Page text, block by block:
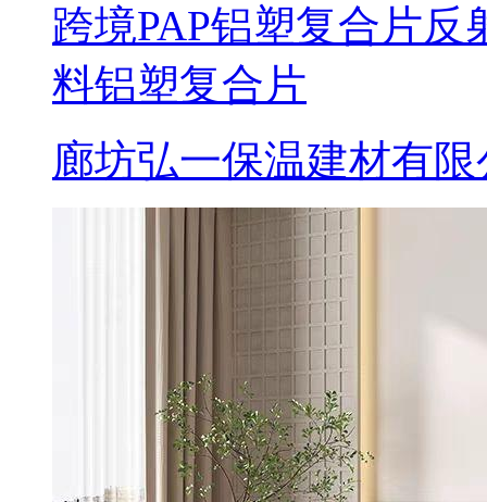
跨境PAP铝塑复合片
料铝塑复合片
廊坊弘一保温建材有